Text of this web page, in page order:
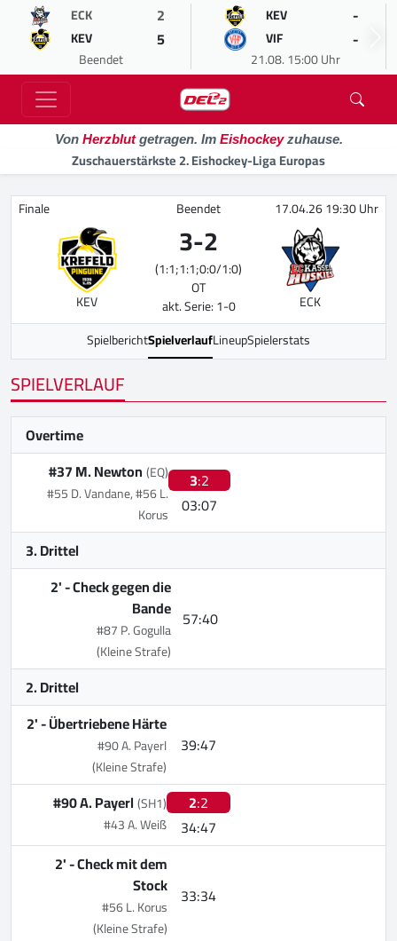
ECK 2
KEV 5
Beendet
KEV -
VIF -
21.08. 15:00 Uhr
Von Herzblutgetragen. Im Eishockeyzuhause.
Zuschauerstärkste 2. Eishockey-Liga Europas
Finale Beendet 17.04.26 19:30 Uhr
KEV
3-2
(1:1;1:1;0:0/1:0)
OT
akt. Serie: 1-0
ECK
SpielberichtSpielverlaufLineupSpielerstats
SPIELVERLAUF
Overtime
3:2
03:07
#37 M. Newton(EQ)
#55 D. Vandane, #56 L.
Korus
3. Drittel
57:40
2' -Check gegen die
Bande
#87 P. Gogulla
(Kleine Strafe)
2. Drittel
39:47
2' -Übertriebene Härte
#90 A. Payerl
(Kleine Strafe)
2:2
34:47
#90 A. Payerl(SH1)
#43 A. Weiß
33:34
2' -Check mit dem
Stock
#56 L. Korus
(Kleine Strafe)